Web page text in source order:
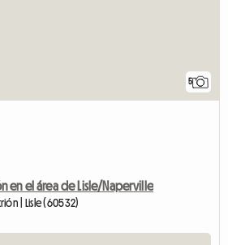
5
en el área de Lisle/Naperville
| Lisle (60532)